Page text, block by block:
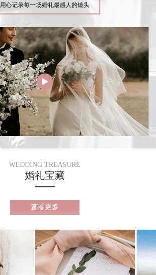
用心记录每一场婚礼最感人的镜头
WEDDING TREASURE
婚礼宝藏
查看更多